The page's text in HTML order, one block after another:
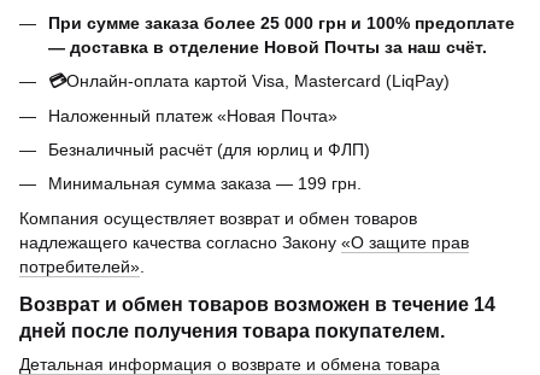
При сумме заказа более 25 000 грн и 100% предоплате
— доставка в отделение Новой Почты за наш счёт.
💳Онлайн-оплата картой Visa, Mastercard (LiqPay)
Наложенный платеж «Новая Почта»
Безналичный расчёт (для юрлиц и ФЛП)
Минимальная сумма заказа — 199 грн.
Компания осуществляет возврат и обмен товаров
надлежащего качества согласно Закону «О защите прав
потребителей»
Возврат и обмен товаров возможен в течение 14
дней после получения товара покупателем.
Детальная информация о возврате и обмена товара